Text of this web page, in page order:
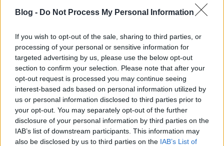
Blog - Do Not Process My Personal Information
If you wish to opt-out of the sale, sharing to third parties, or
processing of your personal or sensitive information for
targeted advertising by us, please use the below opt-out
section to confirm your selection. Please note that after your
opt-out request is processed you may continue seeing
interest-based ads based on personal information utilized by
us or personal information disclosed to third parties prior to
your opt-out. You may separately opt-out of the further
disclosure of your personal information by third parties on the
IAB’s list of downstream participants. This information may
also be disclosed by us to third parties on the IAB’s List of
Elindult a nevezés a Magyar
srecorder•2025. szeptember 02.
Szeptember 1. és 12. között lehet nevezni a 09.
Magyar Klipszemlére, az ország videoklip-
fesztiváljára, ahol az előadók mellett a rendezőket,
operatőröket és a teljes kreatív, filmes és zenés
szakmát is ünnepeljük. A versenyprogram vetítése és
az azt követő ünnepélyes díjátadó november 6-án
lesz,…